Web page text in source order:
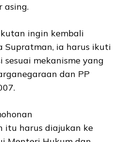
asing.
ingin kembali
Supratman, ia harus ikuti
sesuai mekanisme yang
dan PP
itu harus diajukan ke